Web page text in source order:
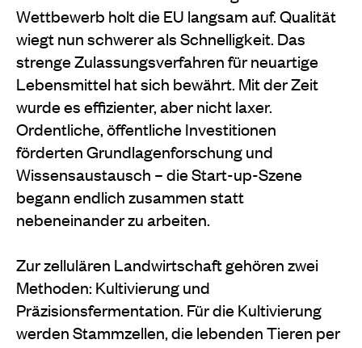
Wettbewerb holt die EU langsam auf. Qualität
wiegt nun schwerer als Schnelligkeit. Das
strenge Zulassungsverfahren für neuartige
Lebensmittel hat sich bewährt. Mit der Zeit
wurde es effizienter, aber nicht laxer.
Ordentliche, öffentliche Investitionen
förderten Grundlagenforschung und
Wissensaustausch – die Start-up-Szene
begann endlich zusammen statt
nebeneinander zu arbeiten.
Zur zellulären Landwirtschaft gehören zwei
Methoden: Kultivierung und
Präzisionsfermentation. Für die Kultivierung
werden Stammzellen, die lebenden Tieren per